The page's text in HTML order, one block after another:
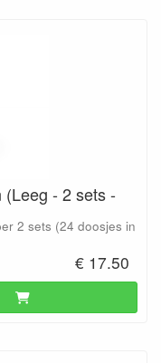
- 2 sets -
2 sets (24 doosjes in
€ 17.50